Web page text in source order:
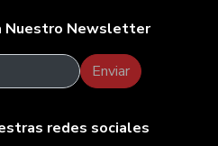
Nuestro Newsletter
Enviar
redes sociales